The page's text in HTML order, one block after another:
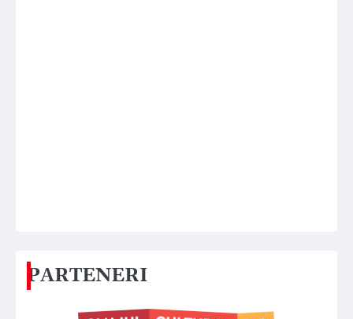
PARTENERI